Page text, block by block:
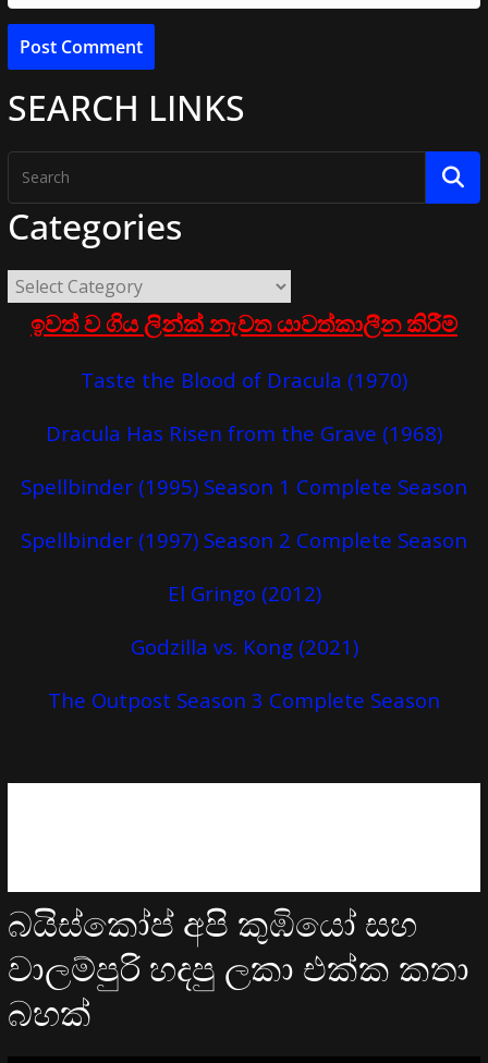
SEARCH LINKS
Categories
ඉවත් ව ගිය ලින්ක් නැවත යාවත්කාලීන කිරීම්
Taste the Blood of Dracula (1970)
Dracula Has Risen from the Grave (1968)
Spellbinder (1995) Season 1 Complete Season
Spellbinder (1997) Season 2 Complete Season
El Gringo (2012)
Godzilla vs. Kong (2021)
The Outpost Season 3 Complete Season
බයිස්කෝප් අපි කුඹියෝ සහ
වාලම්පුරි හදපු ලකා එක්ක කතා
බහක්